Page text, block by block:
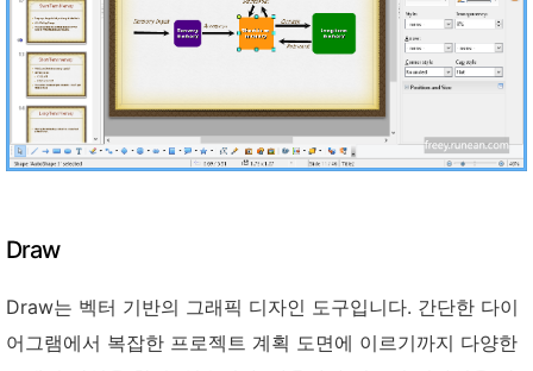
Draw
Draw는 벡터 기반의 그래픽 디자인 도구입니다. 간단한 다이
어그램에서 복잡한 프로젝트 계획 도면에 이르기까지 다양한